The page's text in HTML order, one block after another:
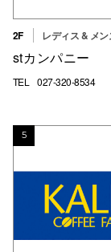
2F レディス & メン
stカンパニー
TEL 027-320-8534
5